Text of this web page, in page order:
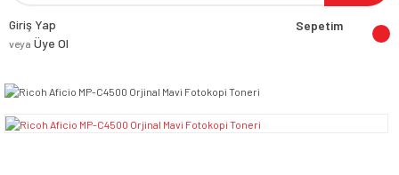
Giriş Yap
veya Üye Ol
Sepetim